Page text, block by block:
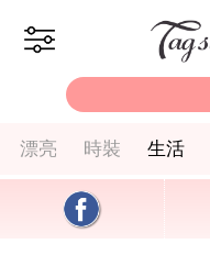
漂亮 時裝 生活